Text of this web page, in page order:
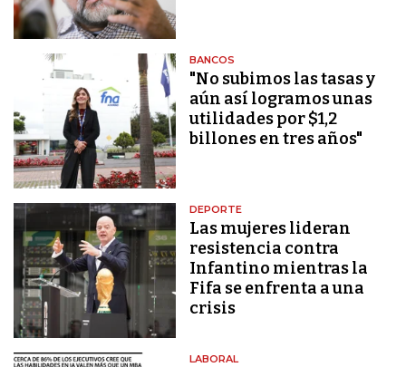
BANCOS
"No subimos las tasas y
aún así logramos unas
utilidades por $1,2
billones en tres años"
DEPORTE
Las mujeres lideran
resistencia contra
Infantino mientras la
Fifa se enfrenta a una
crisis
LABORAL